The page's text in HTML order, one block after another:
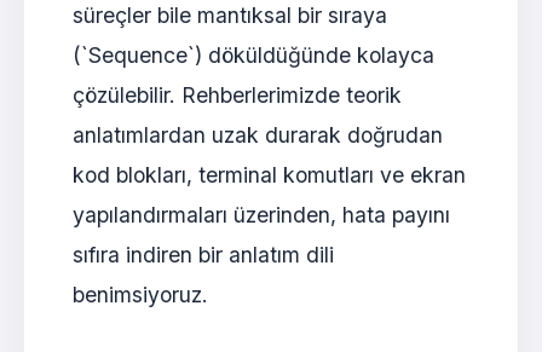
süreçler bile mantıksal bir sıraya
(`Sequence`) döküldüğünde kolayca
çözülebilir. Rehberlerimizde teorik
anlatımlardan uzak durarak doğrudan
kod blokları, terminal komutları ve ekran
yapılandırmaları üzerinden, hata payını
sıfıra indiren bir anlatım dili
benimsiyoruz.